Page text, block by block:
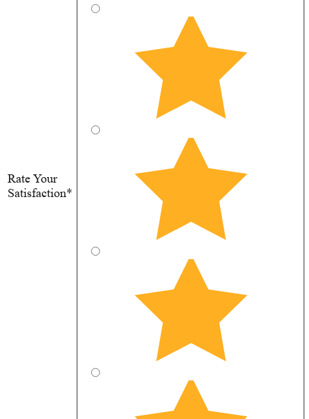
Rate Your
Satisfaction*